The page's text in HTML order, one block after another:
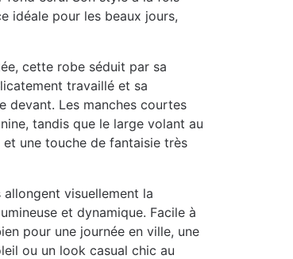
idéale pour les beaux jours,
cette robe séduit par sa
travaillé et sa
devant. Les manches courtes
tandis que le large volant au
une touche de fantaisie très
visuellement la
et dynamique. Facile à
pour une journée en ville, une
ou un look casual chic au